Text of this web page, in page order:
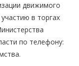
движимого
в торгах
по телефону: